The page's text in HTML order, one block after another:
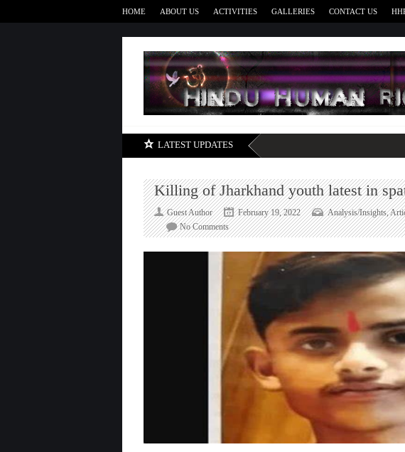
HOME ABOUT US ACTIVITIES GALLERIES CONTACT US
LATEST UPDATES
Killing of Jharkhand youth latest in
Guest Author February 19, 2022 Analysis/Insights,
No Commentson
Killing
of
Jharkhand
spate
of
Hindu
murders